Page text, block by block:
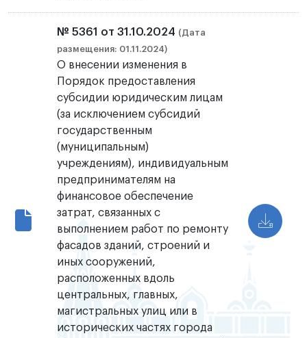
№ 5361 от 31.10.2024 (Дата
размещения: 01.11.2024)
О внесении изменения в
Порядок предоставления
субсидии юридическим лицам
(за исключением субсидий
государственным
(муниципальным)
учреждениям), индивидуальным
предпринимателям на
финансовое обеспечение
затрат, связанных с
выполнением работ по ремонту
фасадов зданий, строений и
иных сооружений,
расположенных вдоль
центральных, главных,
магистральных улиц или в
исторических частях города